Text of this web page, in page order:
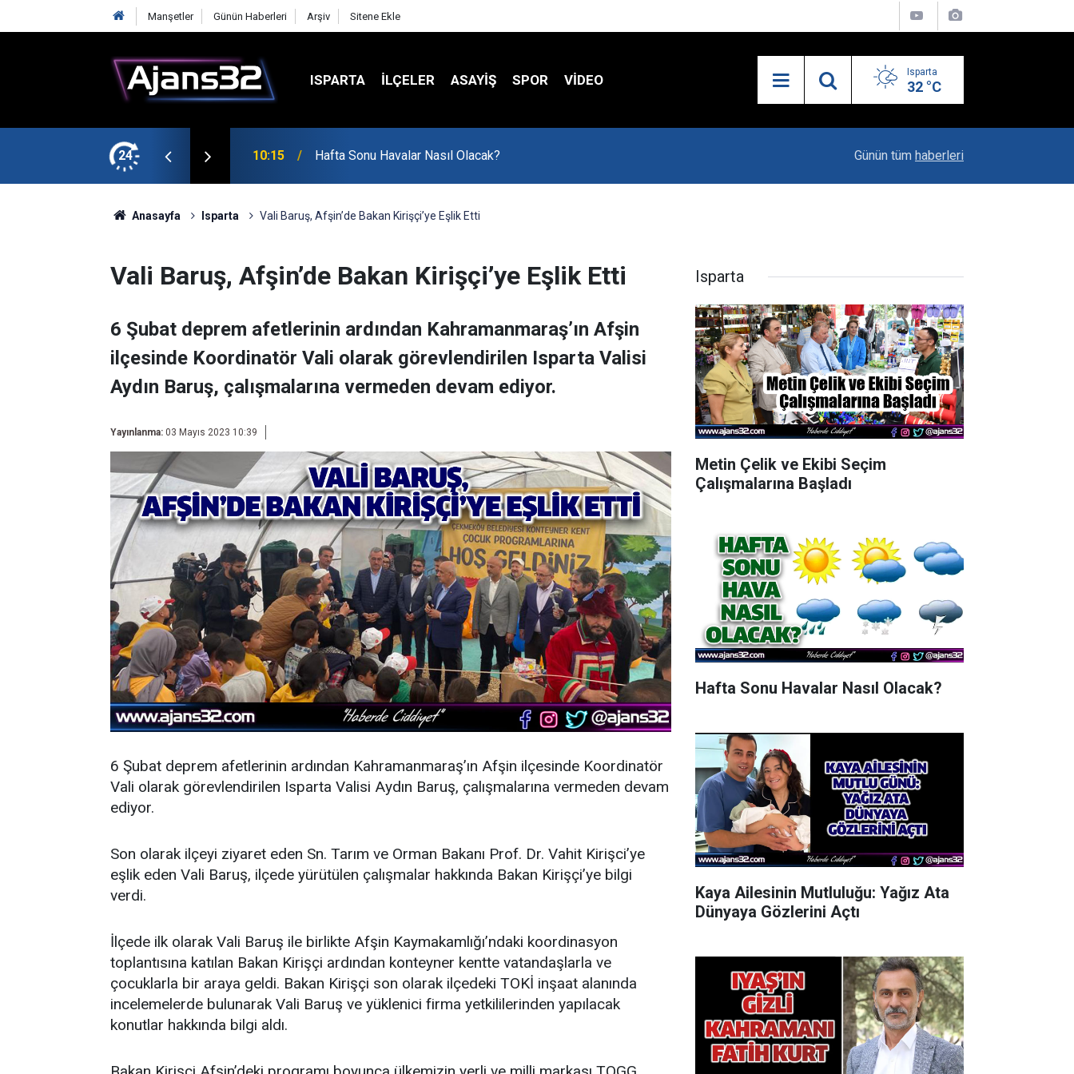
Manşetler Günün Haberleri Arşiv Sitene Ekle
ISPARTA İLÇELER ASAYİŞ SPOR VIDEO Isparta
32 °C
24 10:15 Hafta Sonu Havalar Nasıl Olacak? Kaya Ailesinin Mutluluğu: Yağız Ata Dünyaya
Günün tüm haberleri
Anasayfa Isparta Vali Baruş, Afşin’de Bakan Kirişçi’ye Eşlik Etti
Vali Baruş, Afşin’de Bakan Kirişçi’ye Eşlik Etti
6 Şubat deprem afetlerinin ardından Kahramanmaraş’ın Afşin
ilçesinde Koordinatör Vali olarak görevlendirilen Isparta Valisi
Aydın Baruş, çalışmalarına vermeden devam ediyor.
Yayınlanma: 03 Mayıs 2023 10:39
6 Şubat deprem afetlerinin ardından Kahramanmaraş’ın Afşin ilçesinde Koordinatör
Vali olarak görevlendirilen Isparta Valisi Aydın Baruş, çalışmalarına vermeden devam
ediyor.
Son olarak ilçeyi ziyaret eden Sn. Tarım ve Orman Bakanı Prof. Dr. Vahit Kirişci’ye
eşlik eden Vali Baruş, ilçede yürütülen çalışmalar hakkında Bakan Kirişçi’ye bilgi
verdi.
İlçede ilk olarak Vali Baruş ile birlikte Afşin Kaymakamlığı’ndaki koordinasyon
toplantısına katılan Bakan Kirişçi ardından konteyner kentte vatandaşlarla ve
çocuklarla bir araya geldi. Bakan Kirişçi son olarak ilçedeki TOKİ inşaat alanında
incelemelerde bulunarak Vali Baruş ve yüklenici firma yetkililerinden yapılacak
konutlar hakkında bilgi aldı.
Isparta
Metin Çelik ve Ekibi Seçim
Çalışmalarına Başladı
Hafta Sonu Havalar Nasıl Olacak?
Kaya Ailesinin Mutluluğu: Yağız Ata
Dünyaya Gözlerini Açtı